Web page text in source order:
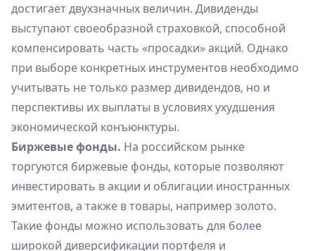
достигает двухзначных величин. Дивиденды
выступают своеобразной страховкой, способной
компенсировать часть «просадки» акций. Однако
при выборе конкретных инструментов необходимо
учитывать не только размер дивидендов, но и
перспективы их выплаты в условиях ухудшения
экономической конъюнктуры.
Биржевые фонды. На российском рынке
торгуются биржевые фонды, которые позволяют
инвестировать в акции и облигации иностранных
эмитентов, а также в товары, например золото.
Такие фонды можно использовать для более
широкой диверсификации портфеля и